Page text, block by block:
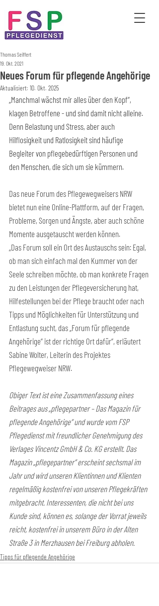
Neues Forum für pflegende Angehörige
Thomas Seiffert
19. Okt. 2021
Aktualisiert: 10. Okt. 2025
„Manchmal wächst mir alles über den Kopf“,
klagen Betroffene - und sind damit nicht alleine.
Denn Belastung und Stress, aber auch
Hilflosigkeit und Ratlosigkeit sind häufige
Begleiter von pflegebedürftigen Personen und
den Menschen, die sich um sie kümmern.
Das neue Forum des Pflegewegweisers NRW
bietet nun eine Online-Plattform, auf der Fragen,
Probleme, Sorgen und Ängste, aber auch schöne
Momente ausgetauscht werden können.
„Das Forum soll ein Ort des Austauschs sein: Egal,
ob man sich einfach mal den Kummer von der
Seele schreiben möchte, ob man konkrete Fragen
zu den Leistungen der Pflegeversicherung hat,
Hilfestellungen bei der Pflege braucht oder nach
Tipps und Möglichkeiten für Unterstützung und
Entlastung sucht, das „Forum für pflegende
Angehörige“ ist der richtige Ort dafür“, erläutert
Sabine Wolter, Leiterin des Projektes
Pflegewegweiser NRW.
Obiger Text ist eine Zusammenfassung eines
Beitrages aus „pflegepartner – Das Magazin für
pflegende Angehörige“ und wurde vom FSP
Pflegedienst mit freundlicher Genehmigung des
Verlages Vincentz GmbH & Co. KG erstellt. Das
Magazin „pflegepartner“ erscheint sechsmal im
Jahr und wird unseren Klientinnen und Klienten
regelmäßig kostenfrei von unseren Pflegekräften
mitgebracht. Interessenten, die nicht bei uns
Kunde sind, können es, solange der Vorrat jeweils
reicht, kostenfrei in unserem Büro in der Alten
Straße 3 in Merzhausen bei Freiburg abholen.
Tipps für pflegende Angehörige